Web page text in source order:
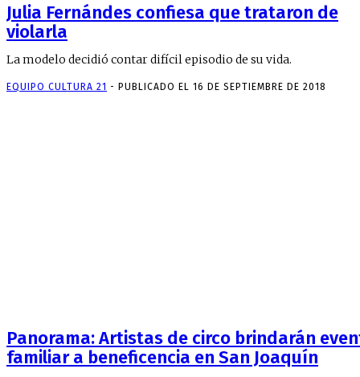
Julia Fernándes confiesa que trataron de
violarla
La modelo decidió contar difícil episodio de su vida.
EQUIPO CULTURA 21 - PUBLICADO EL 16 DE SEPTIEMBRE DE 2018
Panorama: Artistas de circo brindarán
familiar a beneficencia en San Joaquín